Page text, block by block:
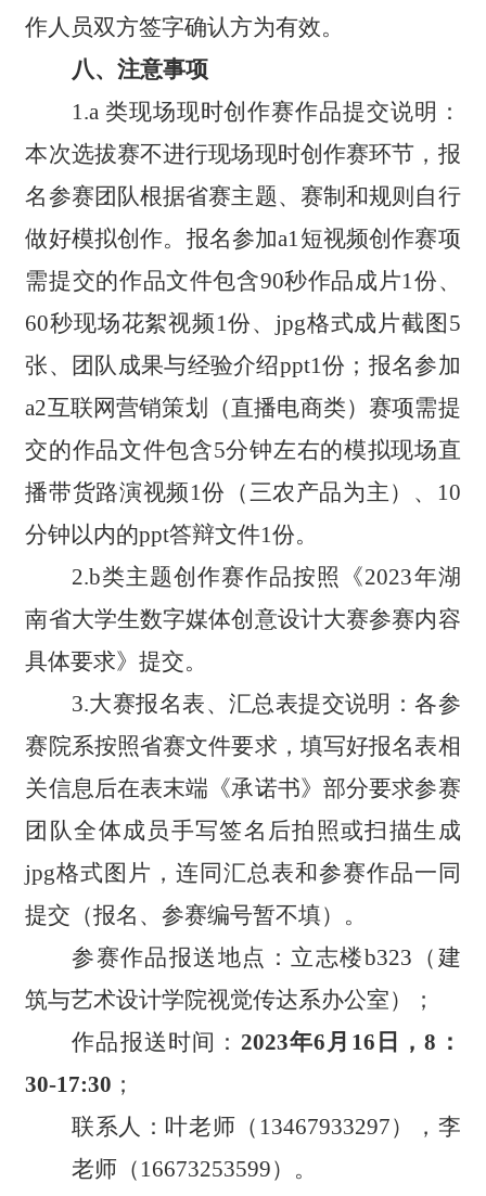
作人员双方签字确认方为有效。
八、注意事项
1.a 类现场现时创作赛作品提交说明：
本次选拔赛不进行现场现时创作赛环节，报
名参赛团队根据省赛主题、赛制和规则自行
做好模拟创作。报名参加a1短视频创作赛项
需提交的作品文件包含90秒作品成片1份、
60秒现场花絮视频1份、jpg格式成片截图5
张、团队成果与经验介绍ppt1份；报名参加
a2互联网营销策划（直播电商类）赛项需提
交的作品文件包含5分钟左右的模拟现场直
播带货路演视频1份（三农产品为主）、10
分钟以内的ppt答辩文件1份。
2.b类主题创作赛作品按照《2023年湖
南省大学生数字媒体创意设计大赛参赛内容
具体要求》提交。
3.大赛报名表、汇总表提交说明：各参
赛院系按照省赛文件要求，填写好报名表相
关信息后在表末端《承诺书》部分要求参赛
团队全体成员手写签名后拍照或扫描生成
jpg格式图片，连同汇总表和参赛作品一同
提交（报名、参赛编号暂不填）。
参赛作品报送地点：立志楼b323（建
筑与艺术设计学院视觉传达系办公室）；
作品报送时间： 2023年6月16 日，8 ：
30-1 7:30 ；
联系人：叶老师（13467933297），李
老师（16673253599）。